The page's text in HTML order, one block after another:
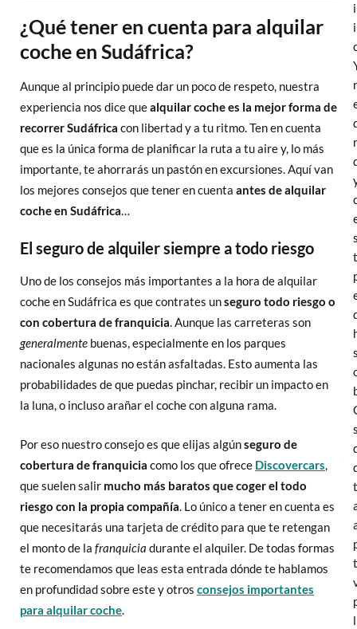
¿Qué tener en cuenta para alquilar
coche en Sudáfrica?
Aunque al principio puede dar un poco de respeto, nuestra
experiencia nos dice quealquilar coche es la mejor forma de
recorrer Sudáfrica con libertad y a tu ritmo. Ten en cuenta
que es la única forma de planificar la ruta a tu aire y, lo más
importante, te ahorrarás un pastón en excursiones. Aquí van
los mejores consejos que tener en cuenta antes de alquilar
coche en Sudáfrica…
El seguro de alquiler siempre a todo riesgo
Uno de los consejos más importantes a la hora de alquilar
coche en Sudáfrica es que contrates unseguro todo riesgo o
con cobertura de franquicia. Aunque las carreteras son
generalmente buenas, especialmente en los parques
nacionales algunas no están asfaltadas. Esto aumenta las
probabilidades de que puedas pinchar, recibir un impacto en
la luna, o incluso arañar el coche con alguna rama.
Por eso nuestro consejo es que elijas algúnseguro de
cobertura de franquicia como los que ofrece Discovercars,
que suelen salir mucho más baratos que coger el todo
riesgo con la propia compañía. Lo único a tener en cuenta es
que necesitarás una tarjeta de crédito para que te retengan
el monto de la franquicia durante el alquiler. De todas formas
te recomendamos que leas esta entrada dónde te hablamos
en profundidad sobre este y otros consejos importantes
para alquilar coche.